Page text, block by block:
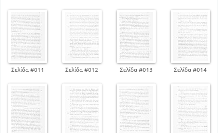
Σελίδα #011 Σελίδα #012 Σελίδα #013 Σελίδα #014